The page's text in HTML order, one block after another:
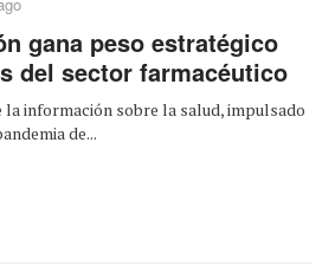
gana peso estratégico
del sector farmacéutico
información sobre la salud, impulsado
de...